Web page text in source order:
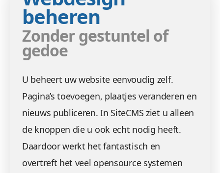
beheren
Zonder gestuntel of
gedoe
U beheert uw website eenvoudig zelf.
Pagina’s toevoegen, plaatjes veranderen en
nieuws publiceren. In SiteCMS ziet u alleen
de knoppen die u ook echt nodig heeft.
Daardoor werkt het fantastisch en
overtreft het veel opensource systemen